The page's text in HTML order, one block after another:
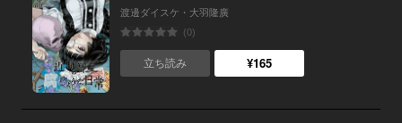
渡邊ダイスケ・大羽隆廣
(0)
立ち読み ¥165